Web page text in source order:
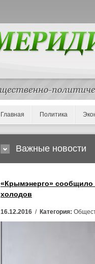
Главная Политика
Важные новости
«Крымэнерго» сообщило
холодов
16.12.2016 / Категория: